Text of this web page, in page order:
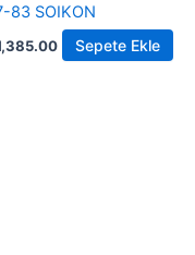
83 SOIKON
Sepete Ekle